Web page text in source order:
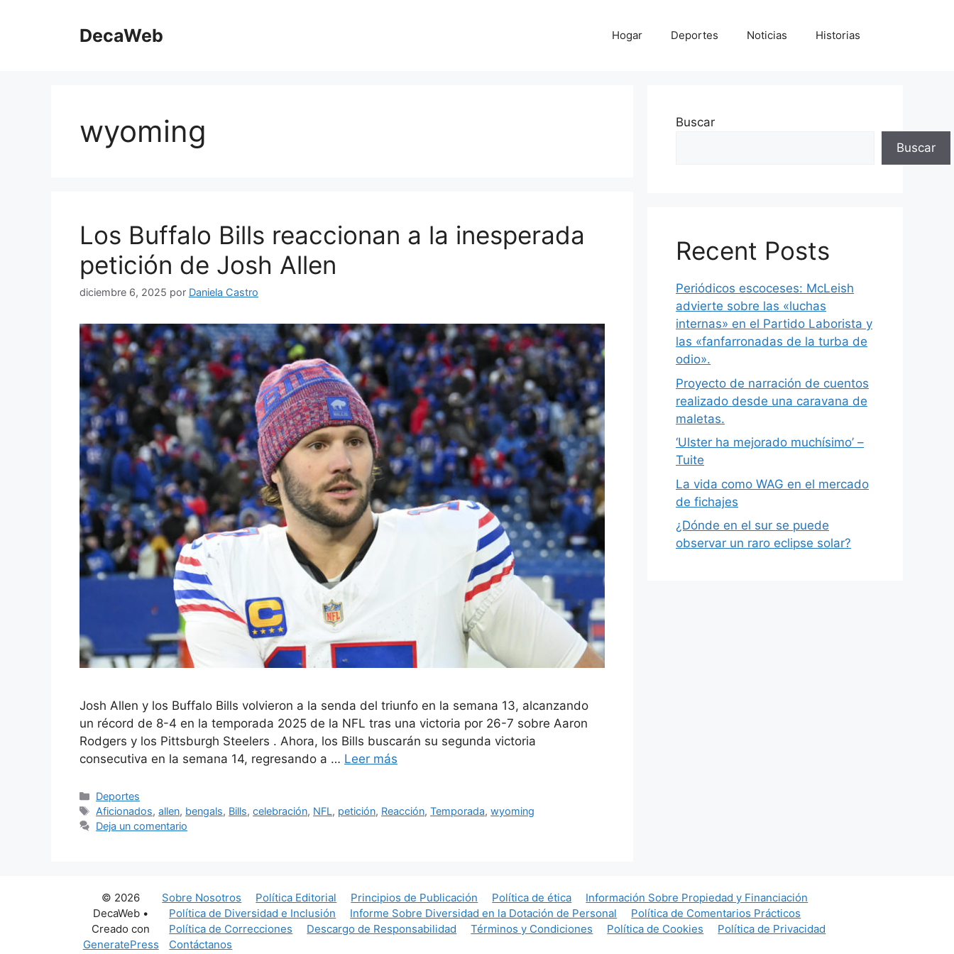
DecaWeb Hogar Deportes Noticias Historias
wyoming
Los Buffalo Bills reaccionan a la inesperada
petición de Josh Allen
diciembre 6, 2025 por Daniela Castro
Josh Allen y los Buffalo Bills volvieron a la senda del triunfo en la semana 13, alcanzando
un récord de 8-4 en la temporada 2025 de la NFL tras una victoria por 26-7 sobre Aaron
Rodgers y los Pittsburgh Steelers . Ahora, los Bills buscarán su segunda victoria
consecutiva en la semana 14, regresando a … Leer más
Categorías
Deportes
Etiquetas
Aficionados,allen, bengals, Bills,celebración, NFL, petición, Reacción,Temporada,wyoming
Deja un comentario
Buscar
Buscar
Recent Posts
Periódicos escoceses: McLeish
advierte sobre las «luchas
internas» en el Partido Laborista y
las «fanfarronadas de la turba de
odio».
Proyecto de narración de cuentos
realizado desde una caravana de
maletas.
‘Ulster ha mejorado muchísimo’ –
Tuite
La vida como WAG en el mercado
de fichajes
¿Dónde en el sur se puede
observar un raro eclipse solar?
Sobre Nosotros Política Editorial Principios de Publicación Política de ética
Información Sobre Propiedad y Financiación
Política de Diversidad e Inclusión
Informe Sobre Diversidad en la Dotación de Personal
Política de Comentarios Prácticos
Política de Correcciones
Descargo de Responsabilidad Términos y Condiciones Política de Cookies
Política de Privacidad
Contáctanos
© 2026
DecaWeb •
Creado con
GeneratePress